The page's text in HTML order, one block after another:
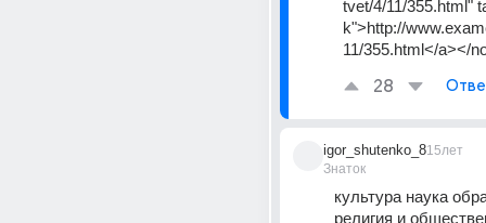
tvet/4/11/355.html"
k">http://
11/355.html</a></
28
igor_shutenko_8
Знаток
15лет
культура наука
религия и